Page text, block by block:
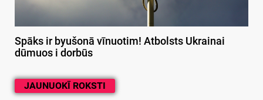
Spāks ir byušonā vīnuotim! Atbolsts Ukrainai
dūmuos i dorbūs
JAUNUOKĪ ROKSTI